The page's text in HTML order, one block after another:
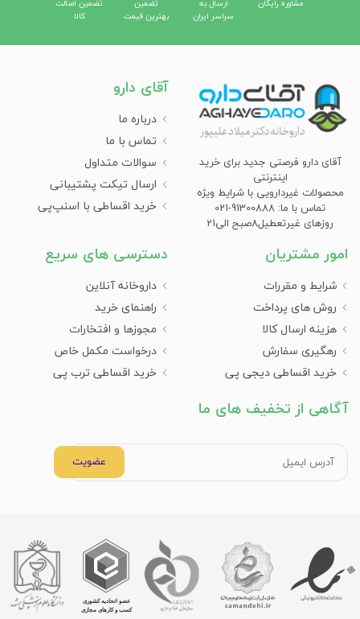
مشاوره رایگان
ارسال به
سراسر ایران
تضمین
بهترین قیمت
تضمین اصالت
کالا
آقای دارو فرصتی جدید برای خرید
اینترنتی
محصولات غیردارویی با شرایط ویژه
تماس با ما: 91300888-021
روزهای غیرتعطیل8صبح الی21
آقای دارو
درباره ما
تماس با ما
سوالات متداول
ارسال تیکت پشتیبانی
خرید اقساطی با اسنپ‌پی
امور مشتریان
شرایط و مقررات
روش های پرداخت
هزینه ارسال کالا
رهگیری سفارش
خرید اقساطی دیجی پی
دسترسی های سریع
داروخانه آنلاین
راهنمای خرید
مجوزها و افتخارات
درخواست مکمل خاص
خرید اقساطی ترب پی
آگاهی از تخفیف های ما
عضویت